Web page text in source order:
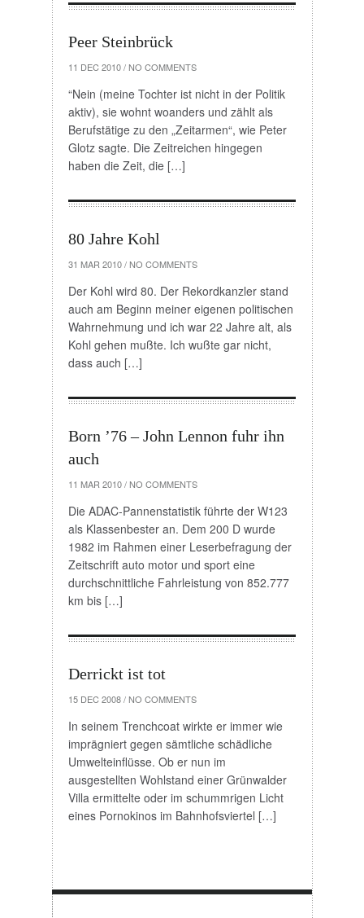
Peer Steinbrück
11 DEC 2010 / NO COMMENTS
“Nein (meine Tochter ist nicht in der Politik
aktiv), sie wohnt woanders und zählt als
Berufstätige zu den „Zeitarmen“, wie Peter
Glotz sagte. Die Zeitreichen hingegen
haben die Zeit, die […]
80 Jahre Kohl
31 MAR 2010 / NO COMMENTS
Der Kohl wird 80. Der Rekordkanzler stand
auch am Beginn meiner eigenen politischen
Wahrnehmung und ich war 22 Jahre alt, als
Kohl gehen mußte. Ich wußte gar nicht,
dass auch […]
Born ’76 – John Lennon fuhr ihn
auch
11 MAR 2010 / NO COMMENTS
Die ADAC-Pannenstatistik führte der W123
als Klassenbester an. Dem 200 D wurde
1982 im Rahmen einer Leserbefragung der
Zeitschrift auto motor und sport eine
durchschnittliche Fahrleistung von 852.777
km bis […]
Derrickt ist tot
15 DEC 2008 / NO COMMENTS
In seinem Trenchcoat wirkte er immer wie
imprägniert gegen sämtliche schädliche
Umwelteinflüsse. Ob er nun im
ausgestellten Wohlstand einer Grünwalder
Villa ermittelte oder im schummrigen Licht
eines Pornokinos im Bahnhofsviertel […]